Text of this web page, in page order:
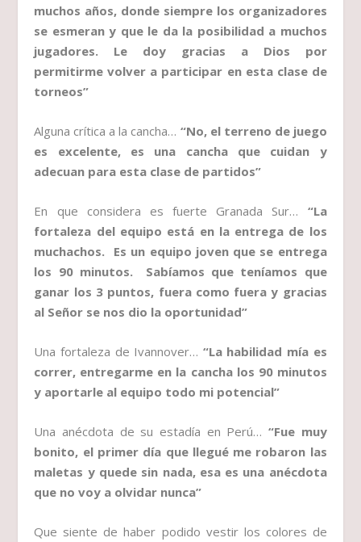
muchos años, donde siempre los organizadores
se esmeran y que le da la posibilidad a muchos
jugadores. Le doy gracias a Dios por
permitirme volver a participar en esta clase de
torneos”
Alguna crítica a la cancha… “No, el terreno de juego
es excelente, es una cancha que cuidan y
adecuan para esta clase de partidos”
En que considera es fuerte Granada Sur… “La
fortaleza del equipo está en la entrega de los
muchachos. Es un equipo joven que se entrega
los 90 minutos. Sabíamos que teníamos que
ganar los 3 puntos, fuera como fuera y gracias
al Señor se nos dio la oportunidad”
Una fortaleza de Ivannover… “La habilidad mía es
correr, entregarme en la cancha los 90 minutos
y aportarle al equipo todo mi potencial”
Una anécdota de su estadía en Perú… “Fue muy
bonito, el primer día que llegué me robaron las
maletas y quede sin nada, esa es una anécdota
que no voy a olvidar nunca”
Que siente de haber podido vestir los colores de